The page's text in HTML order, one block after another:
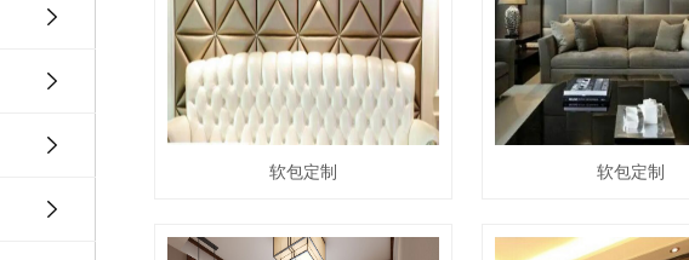
软包定制 软包定制